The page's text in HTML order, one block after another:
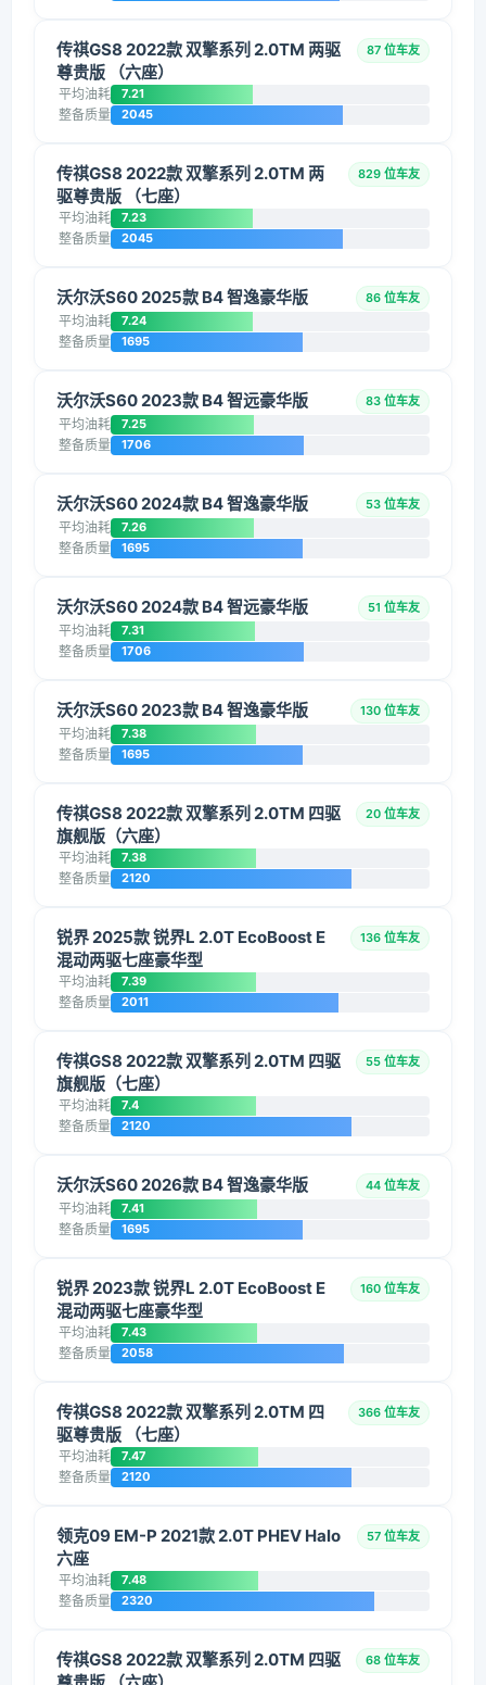
传祺GS8 2022款 双擎系列 2.0TM 两驱
尊贵版 （六座）
87 位车友
平均油耗 7.21
整备质量 2045
传祺GS8 2022款 双擎系列 2.0TM 两
驱尊贵版 （七座）
829 位车友
平均油耗 7.23
整备质量 2045
沃尔沃S60 2025款 B4 智逸豪华版 86 位车友
平均油耗 7.24
整备质量 1695
沃尔沃S60 2023款 B4 智远豪华版 83 位车友
平均油耗 7.25
整备质量 1706
沃尔沃S60 2024款 B4 智逸豪华版 53 位车友
平均油耗 7.26
整备质量 1695
沃尔沃S60 2024款 B4 智远豪华版 51 位车友
平均油耗 7.31
整备质量 1706
沃尔沃S60 2023款 B4 智逸豪华版 130 位车友
平均油耗 7.38
整备质量 1695
传祺GS8 2022款 双擎系列 2.0TM 四驱
旗舰版（六座）
20 位车友
平均油耗 7.38
整备质量 2120
锐界 2025款 锐界L 2.0T EcoBoost E
混动两驱七座豪华型
136 位车友
平均油耗 7.39
整备质量 2011
传祺GS8 2022款 双擎系列 2.0TM 四驱
旗舰版（七座）
55 位车友
平均油耗 7.4
整备质量 2120
沃尔沃S60 2026款 B4 智逸豪华版 44 位车友
平均油耗 7.41
整备质量 1695
锐界 2023款 锐界L 2.0T EcoBoost E
混动两驱七座豪华型
160 位车友
平均油耗 7.43
整备质量 2058
传祺GS8 2022款 双擎系列 2.0TM 四
驱尊贵版 （七座）
366 位车友
平均油耗 7.47
整备质量 2120
领克09 EM-P 2021款 2.0T PHEV Halo
六座
57 位车友
平均油耗 7.48
整备质量 2320
传祺GS8 2022款 双擎系列 2.0TM 四驱
68 位车友